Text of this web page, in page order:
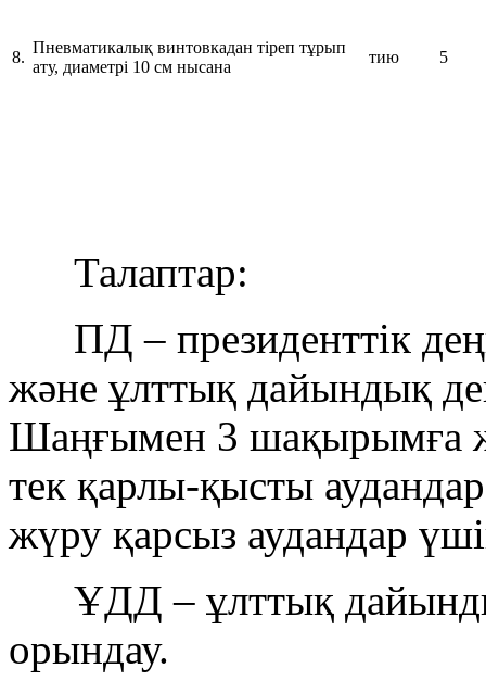
8.
Пневматикалық винтовкадан тіреп тұрып
ату, диаметрі 10 см нысана
тию 5
Талаптар:
ПД – президенттік
және ұлттық дайындық
Шаңғымен 3 шақырымға
тек қарлы-қысты
жүру қарсыз аудандар
ҰДД – ұлттық
орындау.